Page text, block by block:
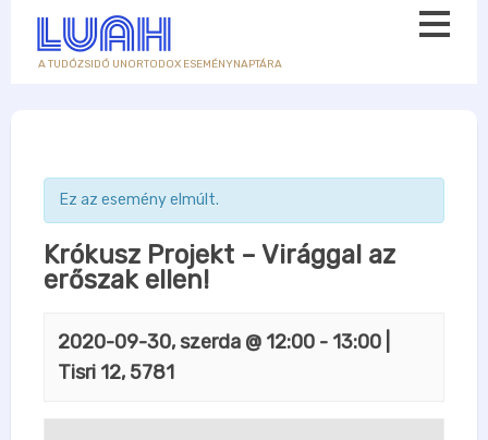
A TUDÓZSIDÓ UNORTODOX ESEMÉNYNAPTÁRA
Ez az esemény elmúlt.
Krókusz Projekt – Virággal az
erőszak ellen!
2020-09-30, szerda @ 12:00 - 13:00
Tisri 12, 5781